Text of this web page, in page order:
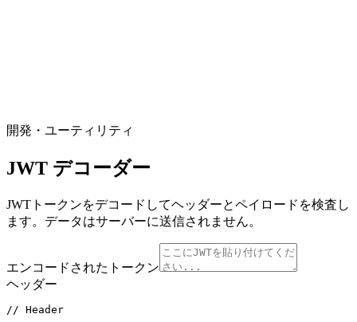
開発・ユーティリティ
JWT デコーダー
JWTトークンをデコードしてヘッダーとペイロードを検査し
ます。データはサーバーに送信されません。
エンコードされたトークン
ヘッダー
// Header